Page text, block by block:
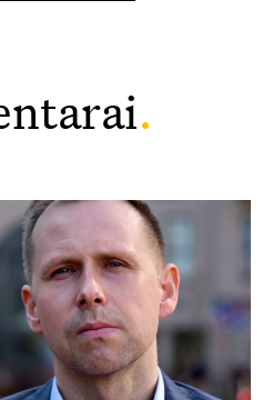
.